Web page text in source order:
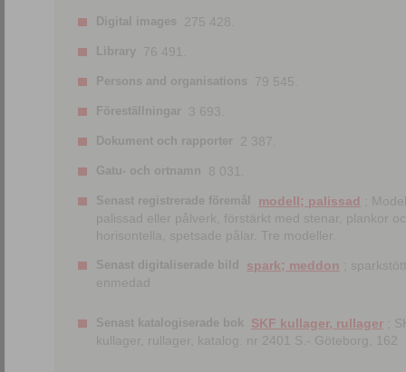
Digital images 275 428.
Library 76 491.
Persons and organisations 79 545.
Föreställningar 3 693.
Dokument och rapporter 2 387.
Gatu- och ortnamn 8 031.
Senast registrerade föremål modell; palissad
;
palissad eller pålverk, förstärkt med stenar, plankor
horisontella, spetsade pålar. Tre modeller.
Senast digitaliserade bild spark; meddon ;
enmedad
Senast katalogiserade bok SKF kullager, rullager ;
kullager, rullager, katalog. nr 2401 S.- Göteborg, 162